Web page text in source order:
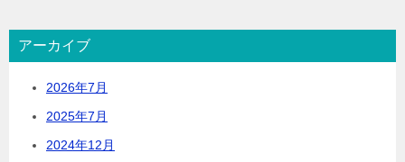
アーカイブ
2026年7月
2025年7月
2024年12月